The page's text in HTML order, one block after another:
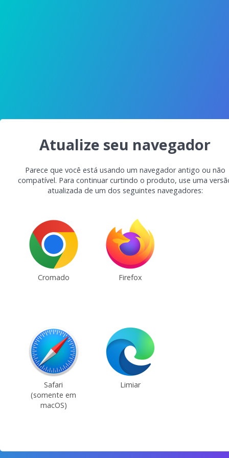
Atualize seu navegador
Parece que você está usando um navegador antigo ou não
compatível. Para continuar curtindo o produto, use uma
atualizada de um dos seguintes navegadores:
Cromado Firefox
Safari
(somente em
macOS)
Limiar